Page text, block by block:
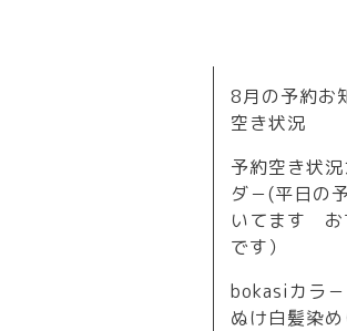
8月の予約お
空き状況
予約空き状
ダ－(平日の
いてます お
です）
bokasiカラ
ぬけ白髪染め